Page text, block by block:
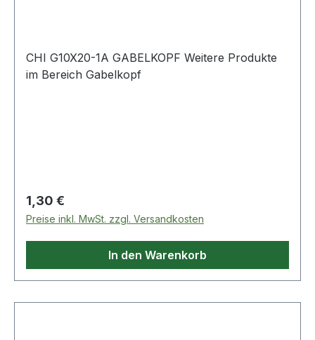
CHI G10X20-1A GABELKOPF Weitere Produkte
im Bereich Gabelkopf
Regulärer Preis:
1,30 €
Preise inkl. MwSt. zzgl. Versandkosten
In den Warenkorb